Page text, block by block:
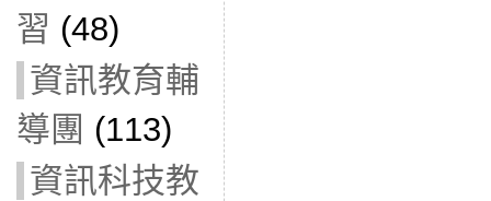
習 (48)
資訊教育輔
導團 (113)
資訊科技教